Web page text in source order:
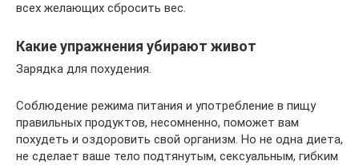
всех желающих сбросить вес.
Какие упражнения убирают живот
Зарядка для похудения.
Соблюдение режима питания и употребление в пищу
правильных продуктов, несомненно, поможет вам
похудеть и оздоровить свой организм. Но не одна диета,
не сделает ваше тело подтянутым, сексуальным, гибким